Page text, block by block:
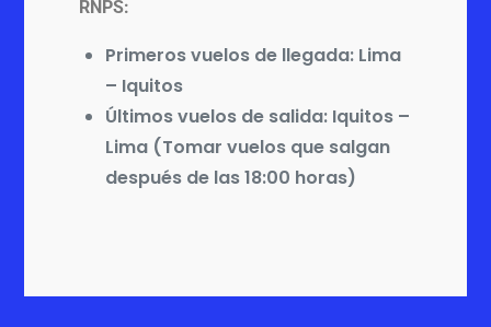
RNPS:
Primeros vuelos de llegada: Lima
– Iquitos
Últimos vuelos de salida: Iquitos –
Lima (Tomar vuelos que salgan
después de las 18:00 horas)